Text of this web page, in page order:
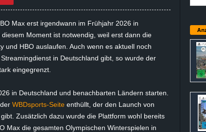
Max erst irgendwann im Frühjahr 2026 in
Moment ist notwendig, weil erst dann die
und HBO auslaufen. Auch wenn es aktuell noch
in Deutschland gibt, so wurde der
eingegrenzt.
in Deutschland und benachbarten Ländern starten.
WBDsports-Seiteenthüllt, der den Launch von
Zusätzlich dazu wurde die Plattform wohl bereits
Max die gesamten Olympischen Winterspielen in